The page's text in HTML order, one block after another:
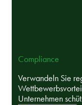
Compliance
Verwandeln Sie
Unternehmen